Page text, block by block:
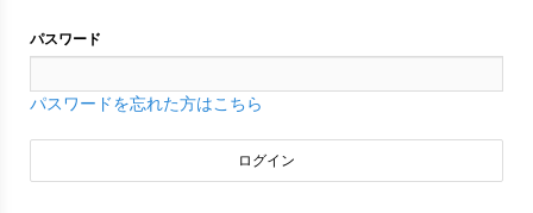
パスワード
パスワードを忘れた方はこちら